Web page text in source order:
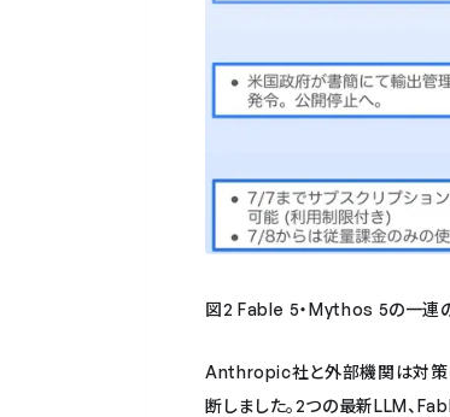
図2 Fable 5・Mythos 5の一連
Anthropic社と外部機関は対策
断しました。2つの最新LLM、